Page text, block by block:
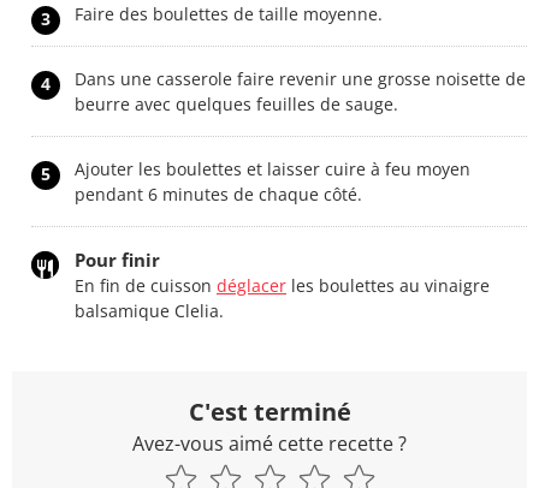
3 Faire des boulettes de taille moyenne.
4
Dans une casserole faire revenir une grosse noisette de
beurre avec quelques feuilles de sauge.
5
Ajouter les boulettes et laisser cuire à feu moyen
pendant 6 minutes de chaque côté.
Pour finir
En fin de cuisson déglacer les boulettes au vinaigre
balsamique Clelia.
C'est terminé
Avez-vous aimé cette recette ?